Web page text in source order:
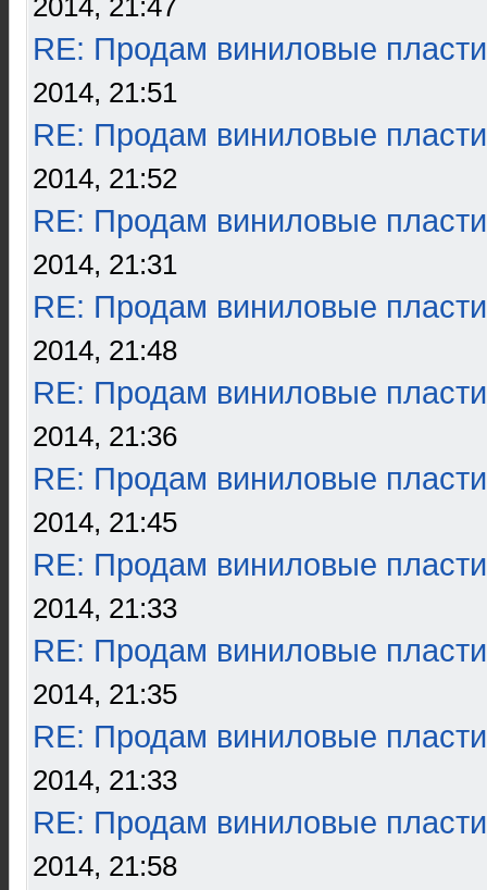
2014, 21:47
RE: Продам виниловые
2014, 21:51
RE: Продам виниловые
2014, 21:52
RE: Продам виниловые
2014, 21:31
RE: Продам виниловые
2014, 21:48
RE: Продам виниловые
2014, 21:36
RE: Продам виниловые
2014, 21:45
RE: Продам виниловые
2014, 21:33
RE: Продам виниловые
2014, 21:35
RE: Продам виниловые
2014, 21:33
RE: Продам виниловые
2014, 21:58